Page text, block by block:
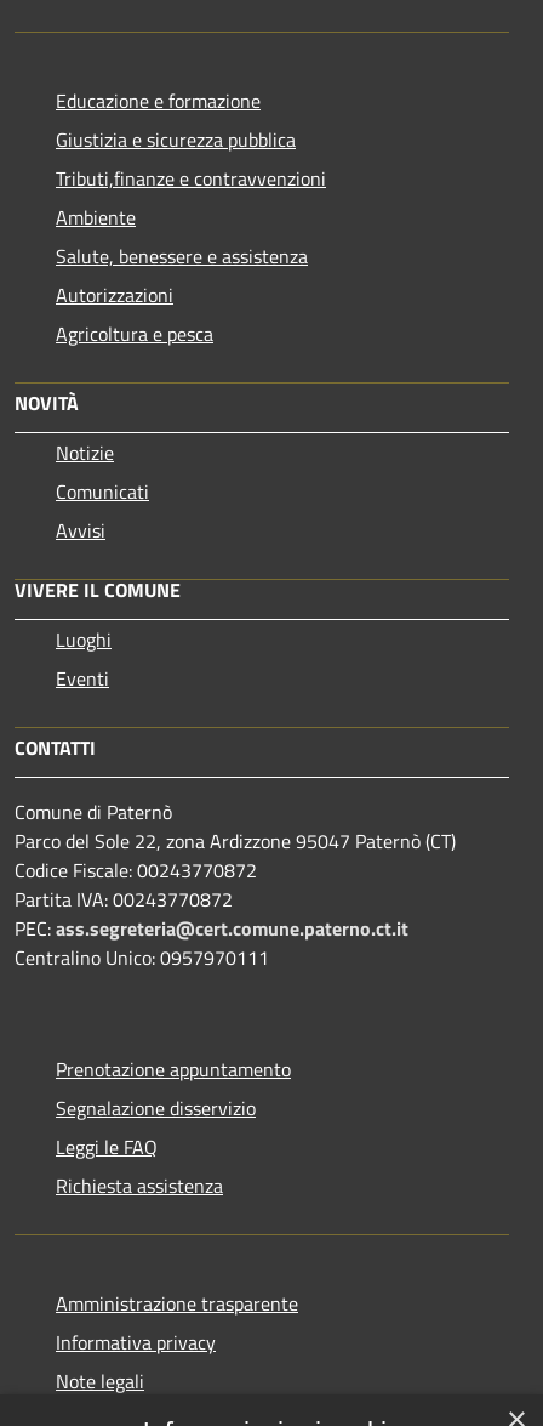
Educazione e formazione
Giustizia e sicurezza pubblica
Tributi,finanze e contravvenzioni
Ambiente
Salute, benessere e assistenza
Autorizzazioni
Agricoltura e pesca
NOVITÀ
Notizie
Comunicati
Avvisi
VIVERE IL COMUNE
Luoghi
Eventi
CONTATTI
Comune di Paternò
Parco del Sole 22, zona Ardizzone 95047 Paternò (CT)
Codice Fiscale: 00243770872
Partita IVA: 00243770872
PEC:ass.segreteria@cert.comune.paterno.ct.it
Centralino Unico: 0957970111
Prenotazione appuntamento
Segnalazione disservizio
Leggi le FAQ
Richiesta assistenza
Amministrazione trasparente
Informativa privacy
Note legali